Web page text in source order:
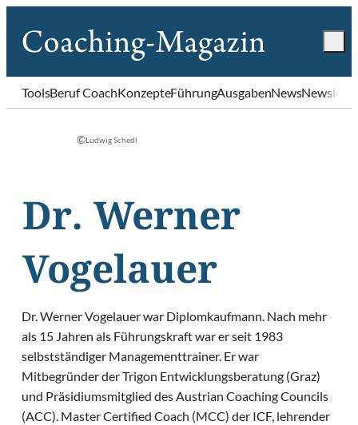
ToolsBeruf CoachKonzepteFührungAusgabenNews
©Ludwig Schedl
Dr. Werner
Vogelauer
Dr. Werner Vogelauer war Diplomkaufmann. Nach mehr
als 15 Jahren als Führungskraft war er seit 1983
selbstständiger Managementtrainer. Er war
Mitbegründer der Trigon Entwicklungsberatung (Graz)
und Präsidiumsmitglied des Austrian Coaching Councils
(ACC). Master Certified Coach (MCC) der ICF, lehrender